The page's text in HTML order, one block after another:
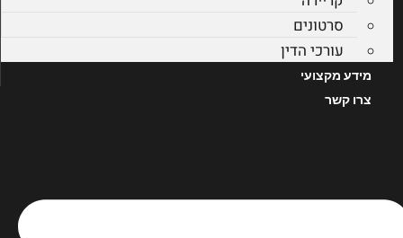
סרטונים
עורכי הדין
מידע מקצועי
צרו קשר